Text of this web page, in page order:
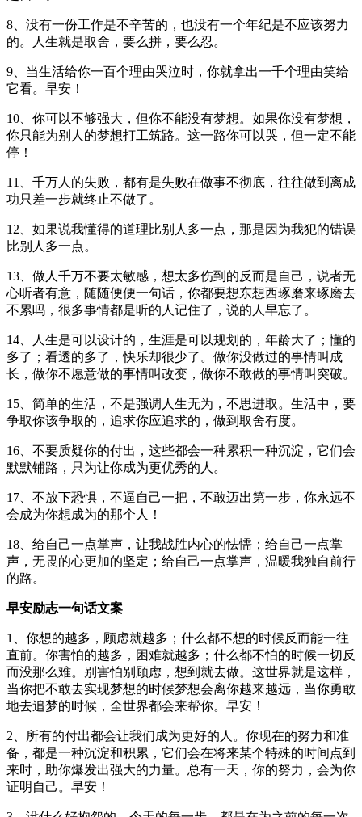
8、没有一份工作是不辛苦的，也没有一个年纪是不应该努力
的。人生就是取舍，要么拼，要么忍。
9、当生活给你一百个理由哭泣时，你就拿出一千个理由笑给
它看。早安！
10、你可以不够强大，但你不能没有梦想。如果你没有梦想，
你只能为别人的梦想打工筑路。这一路你可以哭，但一定不能
停！
11、千万人的失败，都有是失败在做事不彻底，往往做到离成
功只差一步就终止不做了。
12、如果说我懂得的道理比别人多一点，那是因为我犯的错误
比别人多一点。
13、做人千万不要太敏感，想太多伤到的反而是自己，说者无
心听者有意，随随便便一句话，你都要想东想西琢磨来琢磨去
不累吗，很多事情都是听的人记住了，说的人早忘了。
14、人生是可以设计的，生涯是可以规划的，年龄大了；懂的
多了；看透的多了，快乐却很少了。做你没做过的事情叫成
长，做你不愿意做的事情叫改变，做你不敢做的事情叫突破。
15、简单的生活，不是强调人生无为，不思进取。生活中，要
争取你该争取的，追求你应追求的，做到取舍有度。
16、不要质疑你的付出，这些都会一种累积一种沉淀，它们会
默默铺路，只为让你成为更优秀的人。
17、不放下恐惧，不逼自己一把，不敢迈出第一步，你永远不
会成为你想成为的那个人！
18、给自己一点掌声，让我战胜内心的怯懦；给自己一点掌
声，无畏的心更加的坚定；给自己一点掌声，温暖我独自前行
的路。
早安励志一句话文案
1、你想的越多，顾虑就越多；什么都不想的时候反而能一往
直前。你害怕的越多，困难就越多；什么都不怕的时候一切反
而没那么难。别害怕别顾虑，想到就去做。这世界就是这样，
当你把不敢去实现梦想的时候梦想会离你越来越远，当你勇敢
地去追梦的时候，全世界都会来帮你。早安！
2、所有的付出都会让我们成为更好的人。你现在的努力和准
备，都是一种沉淀和积累，它们会在将来某个特殊的时间点到
来时，助你爆发出强大的力量。总有一天，你的努力，会为你
证明自己。早安！